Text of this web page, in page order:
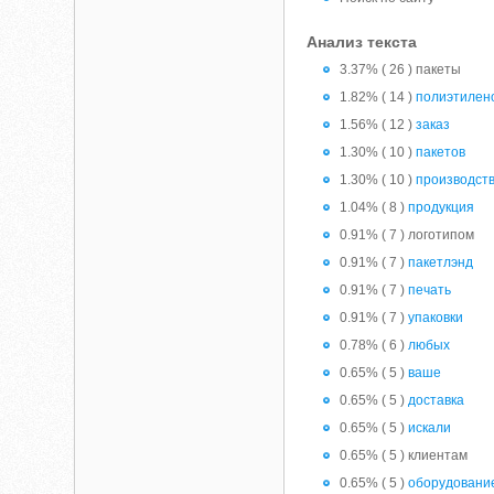
Анализ текста
3.37% ( 26 ) пакеты
1.82% ( 14 )
1.56% ( 12 )заказ
1.30% ( 10 )пакетов
1.30% ( 10 )
1.04% ( 8 )продукция
0.91% ( 7 ) логотипом
0.91% ( 7 )пакетлэнд
0.91% ( 7 )печать
0.91% ( 7 )упаковки
0.78% ( 6 )любых
0.65% ( 5 )ваше
0.65% ( 5 )доставка
0.65% ( 5 )искали
0.65% ( 5 ) клиентам
0.65% ( 5 )